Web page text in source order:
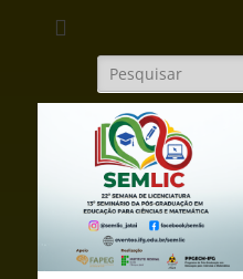
Pesquisar
por: